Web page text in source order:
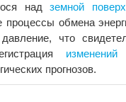
надземной
процессы обмена
что
изменений
прогнозов.